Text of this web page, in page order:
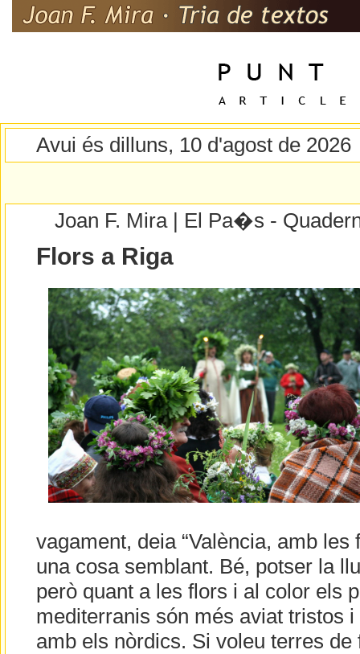
Avui és dilluns, 10 d'agost de 2026
Joan F. Mira | El Pa�s -
Flors a Riga
vagament, deia “València, amb les
una cosa semblant. Bé, potser la
però quant a les flors i al color els
mediterranis són més aviat tristos
amb els nòrdics. Si voleu terres